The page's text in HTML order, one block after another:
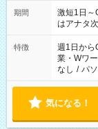
期間
激短1日
はアナタ次
特徴 週1日から
業・Wワ
なし / パ
気になる！